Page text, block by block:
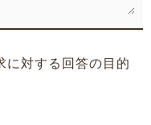
に対する回答の目的